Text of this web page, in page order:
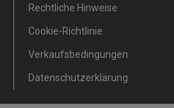
Rechtliche Hinweise
Cookie-Richtlinie
Verkaufsbedingungen
Datenschutzerklärung